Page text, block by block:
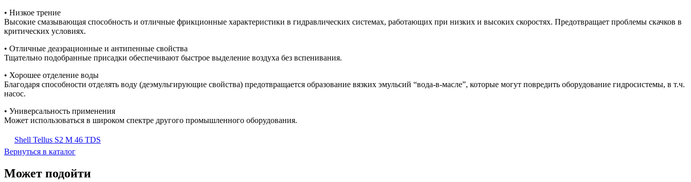
• Низкое трение
Высокие смазывающая способность и отличные фрикционные характеристики в гидравлических системах, работающих при низких и высоких скоростях. Предотвращает проблемы скачков в
критических условиях.
• Отличные деаэрационные и антипенные свойства
Тщательно подобранные присадки обеспечивают быстрое выделение воздуха без вспенивания.
• Хорошее отделение воды
Благодаря способности отделять воду (деэмульгирующие свойства) предотвращается образование вязких эмульсий “вода-в-масле”, которые могут повредить оборудование гидросистемы, в т.ч.
насос.
• Универсальность применения
Может использоваться в широком спектре другого промышленного оборудования.
Shell Tellus S2 M 46 TDS
Вернуться в каталог
Может подойти